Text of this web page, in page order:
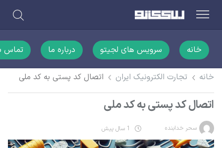
خانه سرویس های لجیتو درباره ما تماس
خانه تجارت الکترونیک ایران اتصال کد پستی به کد ملی
اتصال کد پستی به کد ملی
سحر خدابنده